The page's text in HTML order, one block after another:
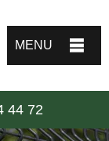
MENU
44 72